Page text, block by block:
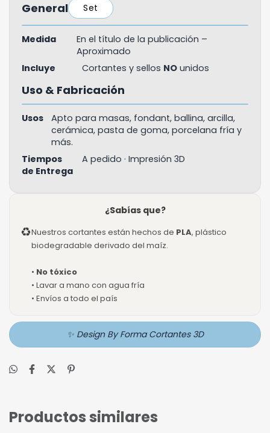
General Set
Medida
En el título de la publicación –
Aproximado
Incluye
Cortantes y sellos NO unidos
Uso & Fabricación
Usos
Apto para masas, fondant, ballina, arcilla,
cerámica, pasta de goma, porcelana fría y
más.
Tiempos
de Entrega
A pedido · Impresión 3D
¿Sabías que?
♻Nuestros cortantes están hechos de PLA, plástico
biodegradable derivado del maíz.
• No tóxico
• Lavar a mano con agua fría
• Envíos a todo el país
✨ Design By Forma Cortantes 3D
Productos similares